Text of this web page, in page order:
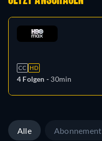
CC HD
4 Folgen - 30min
Alle Abonnement